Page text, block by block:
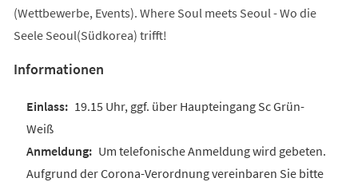
(Wettbewerbe, Events). Where Soul meets Seoul - Wo die
Seele Seoul(Südkorea) trifft!
Informationen
19.15 Uhr, ggf. über Haupteingang Sc Grün-
Weiß
Um telefonische Anmeldung wird gebeten.
Aufgrund der Corona-Verordnung vereinbaren Sie bitte